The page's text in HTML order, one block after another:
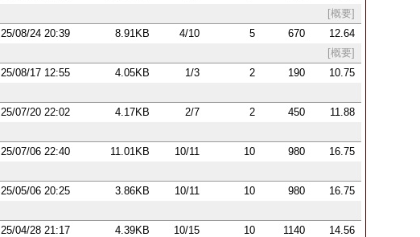
[概要]
25/08/24 20:39 8.91KB 4/10 5 670
12.64
[概要]
25/08/17 12:55 4.05KB 1/3 2 190
10.75
25/07/20 22:02 4.17KB 2/7 2 450
11.88
25/07/06 22:40 11.01KB 10/11 10 980
16.75
25/05/06 20:25 3.86KB 10/11 10 980
16.75
25/04/28 21:17 4.39KB 10/15 10 1140
14.56